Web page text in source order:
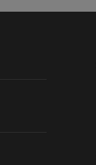
优质会员